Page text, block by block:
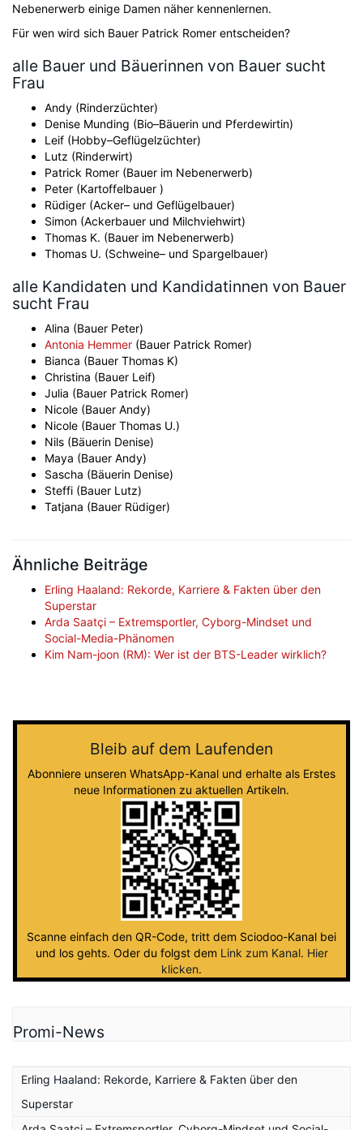
Nebenerwerb einige Damen näher kennenlernen.
Für wen wird sich Bauer Patrick Romer entscheiden?
alle Bauer und Bäuerinnen von Bauer sucht
Frau
Andy (Rinderzüchter)
Denise Munding (Bio–Bäuerin und Pferdewirtin)
Leif (Hobby–Geflügelzüchter)
Lutz (Rinderwirt)
Patrick Romer (Bauer im Nebenerwerb)
Peter (Kartoffelbauer )
Rüdiger (Acker– und Geflügelbauer)
Simon (Ackerbauer und Milchviehwirt)
Thomas K. (Bauer im Nebenerwerb)
Thomas U. (Schweine– und Spargelbauer)
alle Kandidaten und Kandidatinnen von Bauer
sucht Frau
Alina (Bauer Peter)
Antonia Hemmer (Bauer Patrick Romer)
Bianca (Bauer Thomas K)
Christina (Bauer Leif)
Julia (Bauer Patrick Romer)
Nicole (Bauer Andy)
Nicole (Bauer Thomas U.)
Nils (Bäuerin Denise)
Maya (Bauer Andy)
Sascha (Bäuerin Denise)
Steffi (Bauer Lutz)
Tatjana (Bauer Rüdiger)
Ähnliche Beiträge
Erling Haaland: Rekorde, Karriere & Fakten über den
Superstar
Arda Saatçi – Extremsportler, Cyborg-Mindset und
Social-Media-Phänomen
Kim Nam-joon (RM): Wer ist der BTS-Leader wirklich?
Bleib auf dem Laufenden
Abonniere unseren WhatsApp-Kanal und erhalte als Erstes
neue Informationen zu aktuellen Artikeln.
Scanne einfach den QR-Code, tritt dem Sciodoo-Kanal bei
und los gehts. Oder du folgst dem Link zum Kanal. Hier
klicken.
Promi-News
Erling Haaland: Rekorde, Karriere & Fakten über den
Superstar